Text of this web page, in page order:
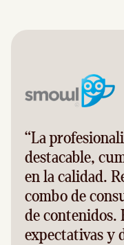
“La
destacable,
en la calidad.
combo de
de contenidos.
expectativas y